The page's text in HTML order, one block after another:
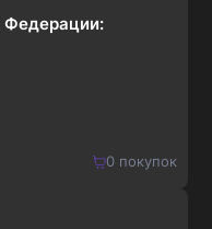
Федерации:
0покупок